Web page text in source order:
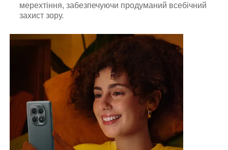
мерехтіння, забезпечуючи продуманий всебічний
захист зору.